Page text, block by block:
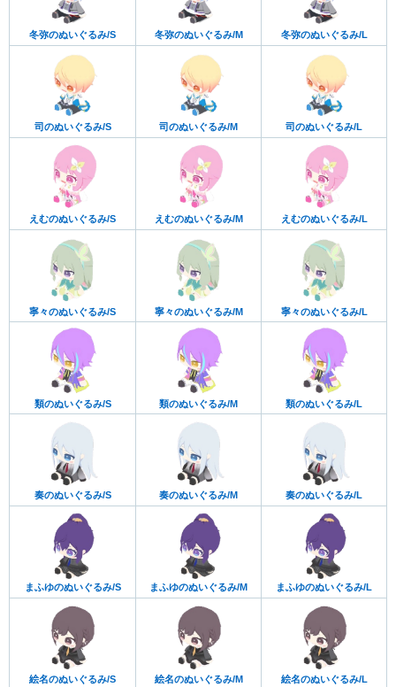
冬弥のぬいぐるみ/S 冬弥のぬいぐるみ/M 冬弥のぬいぐるみ/L
司のぬいぐるみ/S 司のぬいぐるみ/M 司のぬいぐるみ/L
えむのぬいぐるみ/S えむのぬいぐるみ/M えむのぬいぐるみ/L
寧々のぬいぐるみ/S 寧々のぬいぐるみ/M 寧々のぬいぐるみ/L
類のぬいぐるみ/S 類のぬいぐるみ/M 類のぬいぐるみ/L
奏のぬいぐるみ/S 奏のぬいぐるみ/M 奏のぬいぐるみ/L
まふゆのぬいぐるみ/S まふゆのぬいぐるみ/M まふゆのぬいぐるみ/L
絵名のぬいぐるみ/S 絵名のぬいぐるみ/M 絵名のぬいぐるみ/L